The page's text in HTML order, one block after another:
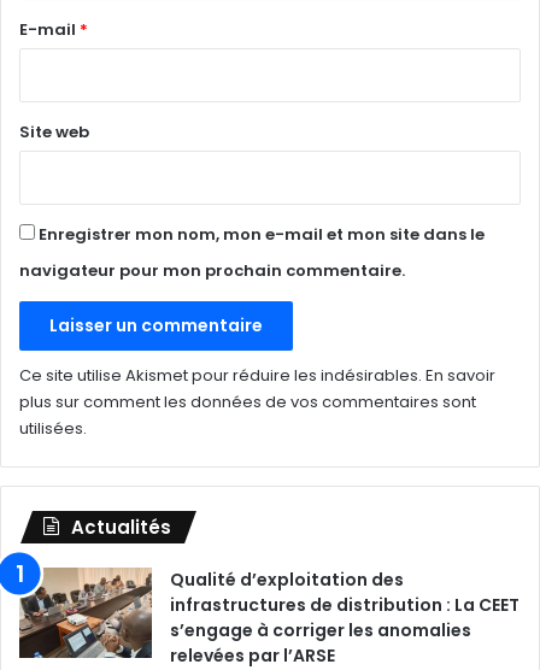
e
E-mail *
Site web
Enregistrer mon nom, mon e-mail et mon site dans le
navigateur pour mon prochain commentaire.
Ce site utilise Akismet pour réduire les indésirables. En savoir
plus sur comment les données de vos commentaires sont
utilisées.
Actualités
Qualité d’exploitation des
infrastructures de distribution : La CEET
s’engage à corriger les anomalies
relevées par l’ARSE